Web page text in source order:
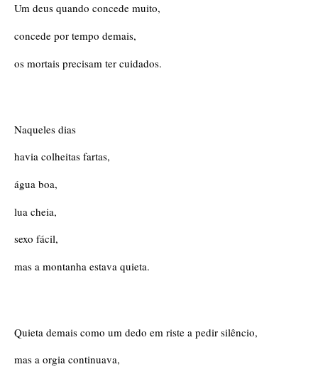
Um deus quando concede muito,
concede por tempo demais,
os mortais precisam ter cuidados.
Naqueles dias
havia colheitas fartas,
água boa,
lua cheia,
sexo fácil,
mas a montanha estava quieta.
Quieta demais como um dedo em riste a pedir silêncio,
mas a orgia continuava,